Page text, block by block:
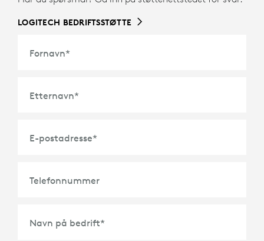
LOGITECH BEDRIFTSSTØTTE
Fornavn*
Etternavn*
E-postadresse*
Telefonnummer
Navn på bedrift*